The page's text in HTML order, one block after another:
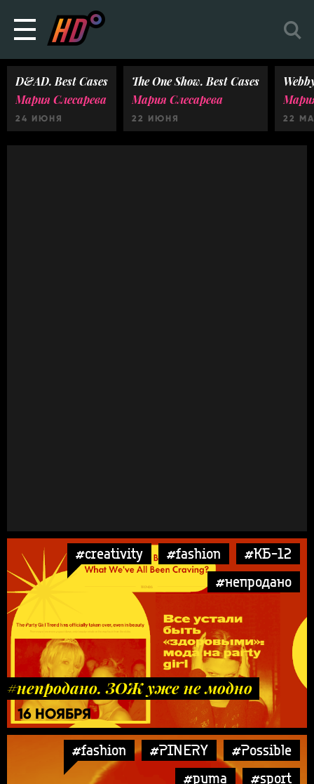
D&AD. Best Cases
Мария Слесарева
24 ИЮНЯ
The One Show. Best Cases
Мария Слесарева
22 ИЮНЯ 22
#creativity #fashion
#КБ-12
#непродано
#непродано. ЗОЖ уже не модно
16 НОЯБРЯ
#fashion #PINERY
#Possible
#puma
#sport